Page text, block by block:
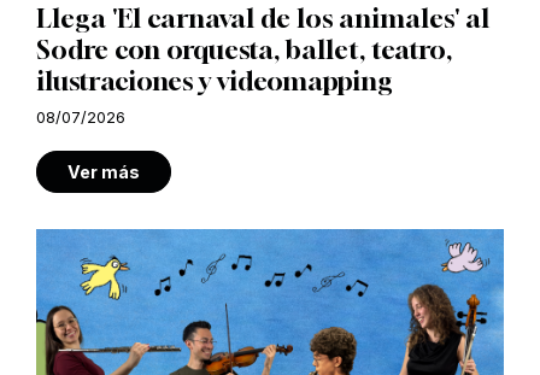
Llega 'El carnaval de los animales' al
Sodre con orquesta, ballet, teatro,
ilustraciones y videomapping
08/07/2026
Ver más